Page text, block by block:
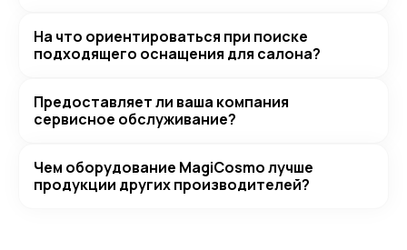
На что ориентироваться при поиске
подходящего оснащения для салона?
Предоставляет ли ваша компания
сервисное обслуживание?
Чем оборудование MagiCosmo лучше
продукции других производителей?